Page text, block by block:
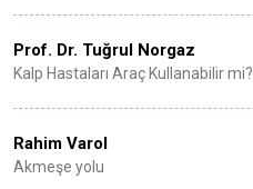
Prof. Dr. Tuğrul Norgaz
Kalp Hastaları Araç Kullanabilir mi?
Rahim Varol
Akmeşe yolu